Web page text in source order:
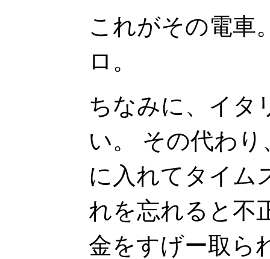
これがその電車
ロ。
ちなみに、イタ
い。 その代わ
に入れてタイム
れを忘れると不
金をすげー取ら